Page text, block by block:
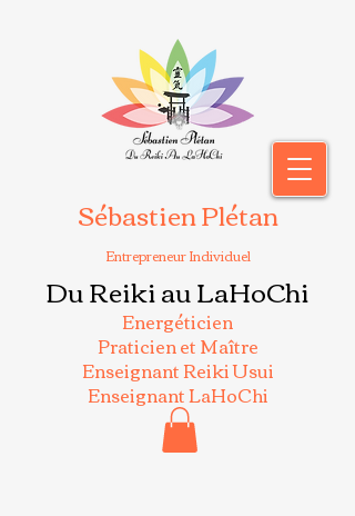
Sébastien Plétan
Entrepreneur Individuel
Du Reiki au LaHoChi
Energéticien
Praticien et Maître
Enseignant Reiki Usui
Enseignant LaHoChi